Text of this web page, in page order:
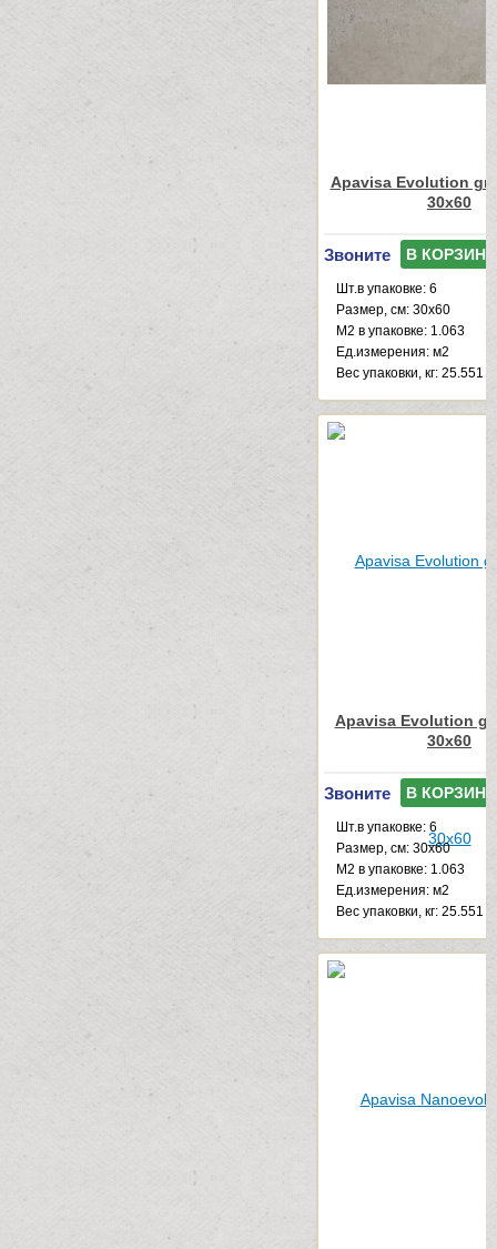
Apavisa Evolution
30x60
Звоните В КОРЗИНУ
Шт.в упаковке: 6
Размер, см: 30x60
М2 в упаковке: 1.063
Ед.измерения: м2
Веc упаковки, кг: 25.551
Apavisa Evolution
30x60
Звоните В КОРЗИНУ
Шт.в упаковке: 6
Размер, см: 30x60
М2 в упаковке: 1.063
Ед.измерения: м2
Веc упаковки, кг: 25.551